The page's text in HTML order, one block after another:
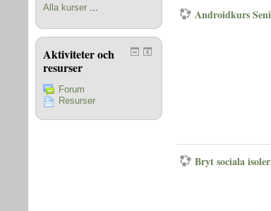
Androidkurs
Bryt sociala
Alla kurser ...
Aktiviteter och
resurser
Forum
Resurser